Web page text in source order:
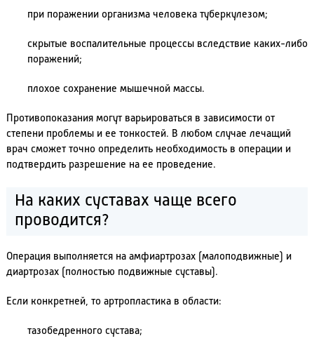
при поражении организма человека туберкулезом;
скрытые воспалительные процессы вследствие каких-либо
поражений;
плохое сохранение мышечной массы.
Противопоказания могут варьироваться в зависимости от
степени проблемы и ее тонкостей. В любом случае лечащий
врач сможет точно определить необходимость в операции и
подтвердить разрешение на ее проведение.
На каких суставах чаще всего
проводится?
Операция выполняется на амфиартрозах (малоподвижные) и
диартрозах (полностью подвижные суставы).
Если конкретней, то артропластика в области:
тазобедренного сустава;